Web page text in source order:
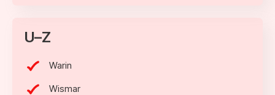
U–Z
Warin
Wismar